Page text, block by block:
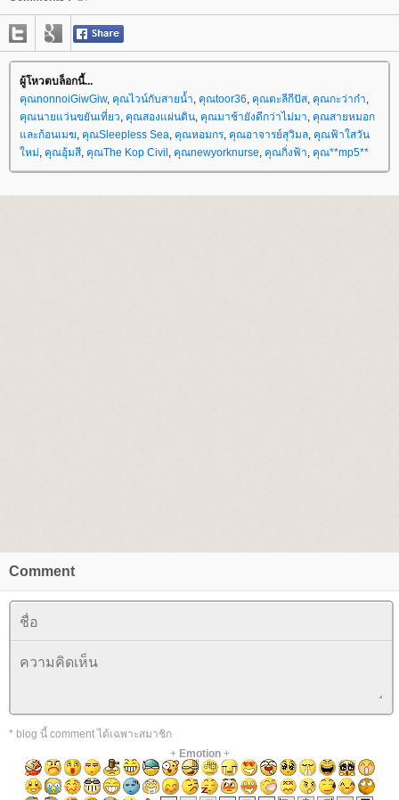
ผู้โหวตบล็อกนี้...
คุณnonnoiGiwGiw, คุณไวน์กับสายน้ำ, คุณtoor36, คุณตะลีกีปัส, คุณกะว่าก๋า,
คุณนายแว่นขยันเที่ยว, คุณสองแผ่นดิน, คุณมาช้ายังดีกว่าไม่มา, คุณสายหมอก
ละก้อนเมฆ, คุณSleepless Sea, คุณหอมกร, คุณอาจารย์สุวิมล, คุณฟ้าใสวัน
หม่, คุณอุ้มสี, คุณThe Kop Civil , คุณnewyorknurse, คุณกิ่งฟ้า, คุณ**mp5**
Comment
* blog นี้ comment ได้เฉพาะสมาชิก
+ Emotion+